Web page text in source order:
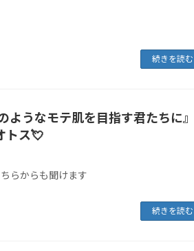
続きを読む
ようなモテ肌を目指す君たちに』
トス💘
らからも聞けます
続きを読む